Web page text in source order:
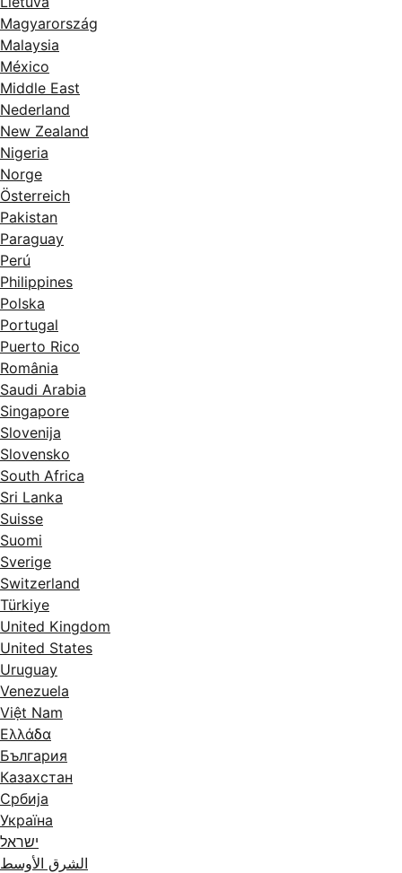
Magyarország
Malaysia
México
Middle East
Nederland
New Zealand
Nigeria
Norge
Österreich
Pakistan
Paraguay
Perú
Philippines
Polska
Portugal
Puerto Rico
România
Saudi Arabia
Singapore
Slovenija
Slovensko
South Africa
Sri Lanka
Suisse
Suomi
Sverige
Switzerland
Türkiye
United Kingdom
United States
Uruguay
Venezuela
Việt Nam
Ελλάδα
България
Казахстан
Србија
Україна
ישראל
الشرق الأوسط